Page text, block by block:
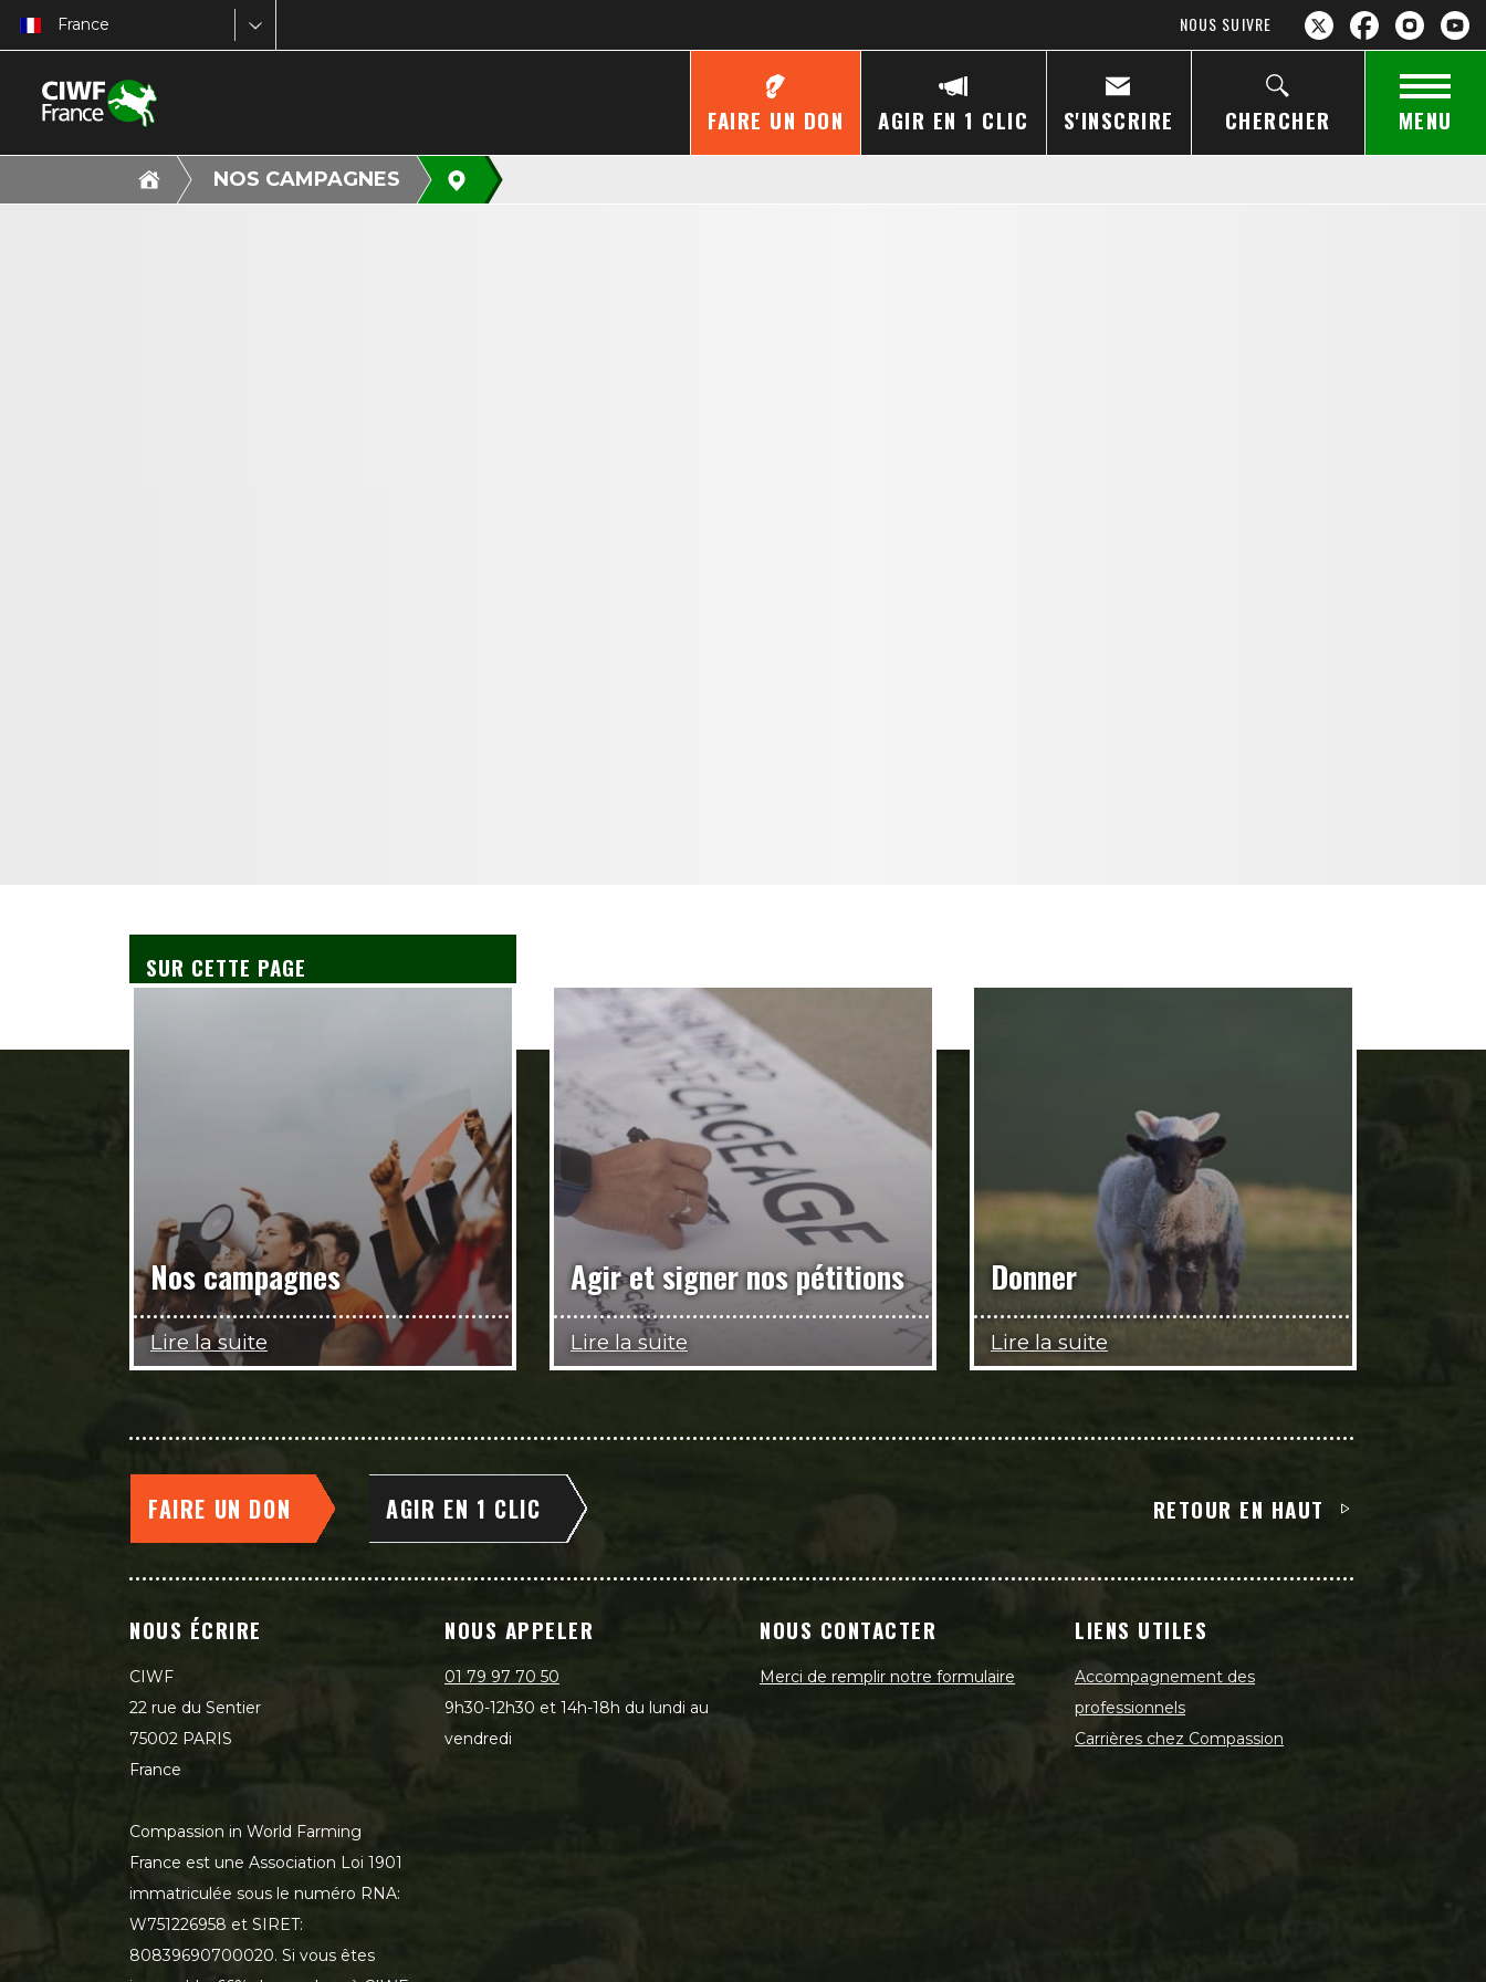
France NOUS SUIVRE
FAIRE UN DON AGIR EN 1 CLIC S'INSCRIRE CHERCHER MENU
NOS CAMPAGNES
SUR CETTE PAGE
Nos campagnes
Lire la suite
Agir et signer nos pétitions
Lire la suite
Donner
Lire la suite
FAIRE UN DON AGIR EN 1 CLIC RETOUR EN HAUT
NOUS ÉCRIRE
CIWF
22 rue du Sentier
75002 PARIS
France
Compassion in World Farming
France est une Association Loi 1901
immatriculée sous le numéro RNA:
W751226958 et SIRET:
80839690700020. Si vous êtes
NOUS APPELER
01 79 97 70 50
9h30-12h30 et 14h-18h du lundi au
vendredi
NOUS CONTACTER
Merci de remplir notre formulaire
LIENS UTILES
Accompagnement des
professionnels
Carrières chez Compassion